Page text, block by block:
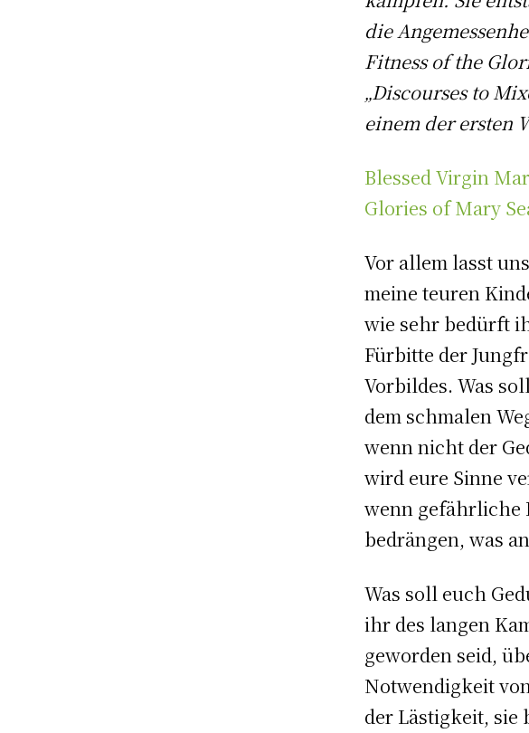
die
Fitness of the
„Discourses to
einem der ersten
Blessed Virgin
Glories of Mary
Vor allem lasst
meine teuren
wie sehr bedürft
Fürbitte der
Vorbildes. Was
dem schmalen
wenn nicht der
wird eure Sinne
wenn gefährliche
bedrängen, was
Was soll euch
ihr des langen
geworden seid,
Notwendigkeit
der Lästigkeit, sie